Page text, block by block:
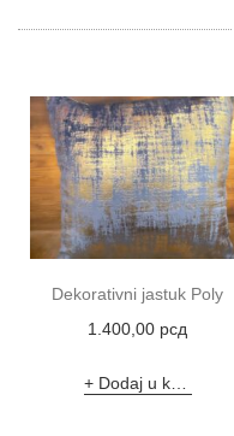
Dekorativni jastuk Poly
1.400,00 рсд
Dodaj u korpu